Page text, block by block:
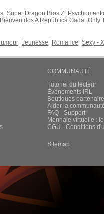
Super Dragon Bros Z
Bienvenidos A República Gada Only
Jeunesse Romance Sexy -
COMMUNAUTÉ
Tutoriel du lecteur
Évènements IRL
Boutiques
Aider la
FAQ - Support
Monnaie virtuelle :
CGU - Conditions
Sitemap